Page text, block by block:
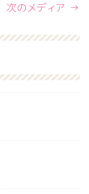
次のメディア →